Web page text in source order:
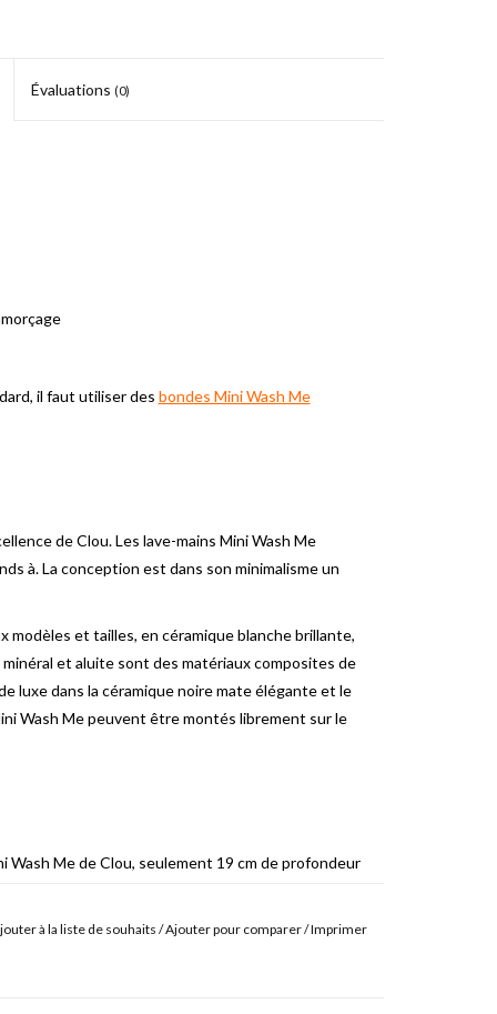
Évaluations (0)
il faut utiliser des bondes Mini Wash Me
de Clou.Les lave-mains Mini Wash Me
à.La conception est dans son minimalisme un
modèles et tailles, en céramique blanche brillante,
minéral et aluite sont des matériaux composites de
luxe dans la céramique noire mate élégante et le
Wash Me peuvent être montés librement sur le
Wash Me de Clou, seulement 19 cm de profondeur
et fonctionnel tandis que la profondeur
à la liste de souhaits /Ajouter pour comparer/Imprimer